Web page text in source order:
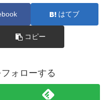
はてブ
コピー
ォローする